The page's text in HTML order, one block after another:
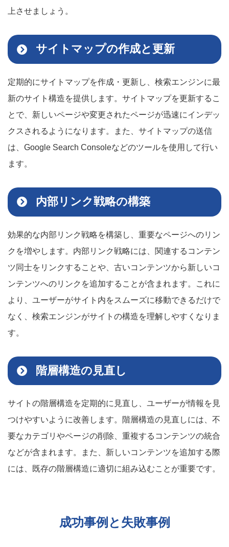
上させましょう。
サイトマップの作成と更新
定期的にサイトマップを作成・更新し、検索エンジンに最
新のサイト構造を提供します。サイトマップを更新するこ
とで、新しいページや変更されたページが迅速にインデッ
クスされるようになります。また、サイトマップの送信
は、Google Search Consoleなどのツールを使用して行い
ます。
内部リンク戦略の構築
効果的な内部リンク戦略を構築し、重要なページへのリン
クを増やします。内部リンク戦略には、関連するコンテン
ツ同士をリンクすることや、古いコンテンツから新しいコ
ンテンツへのリンクを追加することが含まれます。これに
より、ユーザーがサイト内をスムーズに移動できるだけで
なく、検索エンジンがサイトの構造を理解しやすくなりま
す。
階層構造の見直し
サイトの階層構造を定期的に見直し、ユーザーが情報を見
つけやすいように改善します。階層構造の見直しには、不
要なカテゴリやページの削除、重複するコンテンツの統合
などが含まれます。また、新しいコンテンツを追加する際
には、既存の階層構造に適切に組み込むことが重要です。
成功事例と失敗事例